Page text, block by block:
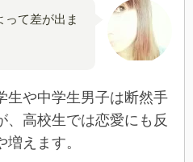
て差が出ま
生や中学生男子は断然手
、高校生では恋愛にも反
えます。